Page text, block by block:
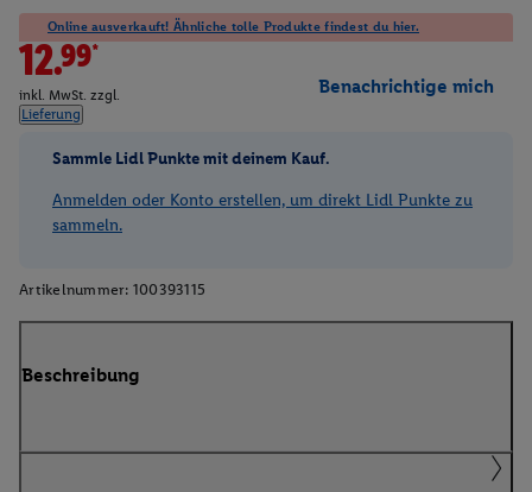
Online ausverkauft! Ähnliche tolle Produkte findest du hier.
12.99*
inkl. MwSt. zzgl.
Lieferung
Benachrichtige mich
Sammle Lidl Punkte mit deinem Kauf.
Anmelden oder Konto erstellen, um direkt Lidl Punkte zu
sammeln.
Artikelnummer: 100393115
Beschreibung